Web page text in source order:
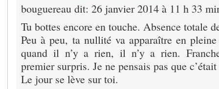
bouguereau dit: 26 janvier 2014 à 11 h 33
Tu bottes encore en touche. Absence totale
Peu à peu, ta nullité va apparaître en
quand il n’y a rien, il n’y a rien.
premier surpris. Je ne pensais pas que
Le jour se lève sur toi.